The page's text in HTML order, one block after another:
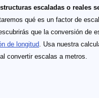
escaladas o reales
qué es un factor de
que la conversión de
de longitud. Usa nuestra
convertir escalas a metros.